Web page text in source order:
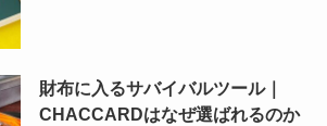
財布に入るサバイバルツール｜
CHACCARDはなぜ選ばれるのか